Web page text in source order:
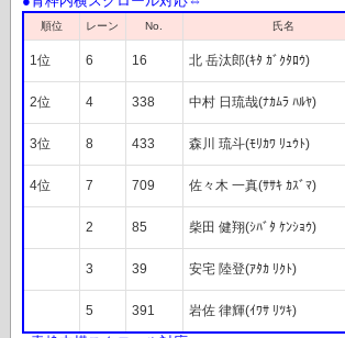
順位 レーン No. 氏名
1位 6 16 北 岳汰郎(ｷﾀ ｶﾞｸﾀﾛｳ)
2位 4 338 中村 日琉哉(ﾅｶﾑﾗ ﾊﾙﾔ)
3位 8 433 森川 琉斗(ﾓﾘｶﾜ ﾘｭｳﾄ)
4位 7 709 佐々木 一真(ｻｻｷ ｶｽﾞﾏ)
2 85 柴田 健翔(ｼﾊﾞﾀ ｹﾝｼｮｳ)
3 39 安宅 陸登(ｱﾀｶ ﾘｸﾄ)
5 391 岩佐 律輝(ｲﾜｻ ﾘﾂｷ)